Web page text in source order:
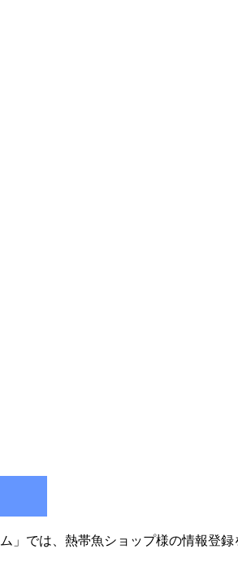
では、熱帯魚ショップ様の情報登